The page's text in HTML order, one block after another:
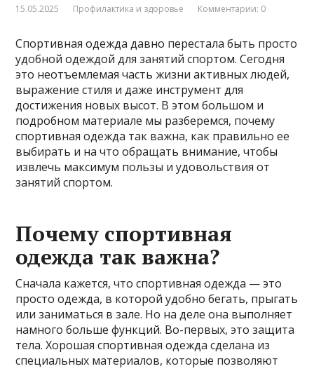
15.05.2025 Профилактика и здоровье Комментарии: 0
Спортивная одежда давно перестала быть просто
удобной одеждой для занятий спортом. Сегодня
это неотъемлемая часть жизни активных людей,
выражение стиля и даже инструмент для
достижения новых высот. В этом большом и
подробном материале мы разберемся, почему
спортивная одежда так важна, как правильно ее
выбирать и на что обращать внимание, чтобы
извлечь максимум пользы и удовольствия от
занятий спортом.
Почему спортивная
одежда так важна?
Сначала кажется, что спортивная одежда — это
просто одежда, в которой удобно бегать, прыгать
или заниматься в зале. Но на деле она выполняет
намного больше функций. Во-первых, это защита
тела. Хорошая спортивная одежда сделана из
специальных материалов, которые позволяют